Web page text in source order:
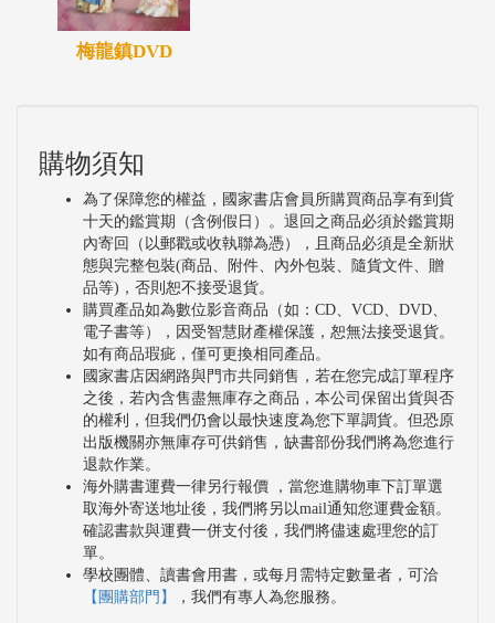
梅龍鎮DVD
購物須知
為了保障您的權益，國家書店會員所購買商品享有到貨
十天的鑑賞期（含例假日）。退回之商品必須於鑑賞期
內寄回（以郵戳或收執聯為憑），且商品必須是全新狀
態與完整包裝(商品、附件、內外包裝、隨貨文件、贈
品等)，否則恕不接受退貨。
購買產品如為數位影音商品（如：CD、VCD、DVD、
電子書等），因受智慧財產權保護，恕無法接受退貨。
如有商品瑕疵，僅可更換相同產品。
國家書店因網路與門市共同銷售，若在您完成訂單程序
之後，若內含售盡無庫存之商品，本公司保留出貨與否
的權利，但我們仍會以最快速度為您下單調貨。但恐原
出版機關亦無庫存可供銷售，缺書部份我們將為您進行
退款作業。
海外購書運費一律另行報價 ，當您進購物車下訂單選
取海外寄送地址後，我們將另以mail通知您運費金額。
確認書款與運費一併支付後，我們將儘速處理您的訂
單。
學校團體、讀書會用書，或每月需特定數量者，可洽
【團購部門】
，我們有專人為您服務。